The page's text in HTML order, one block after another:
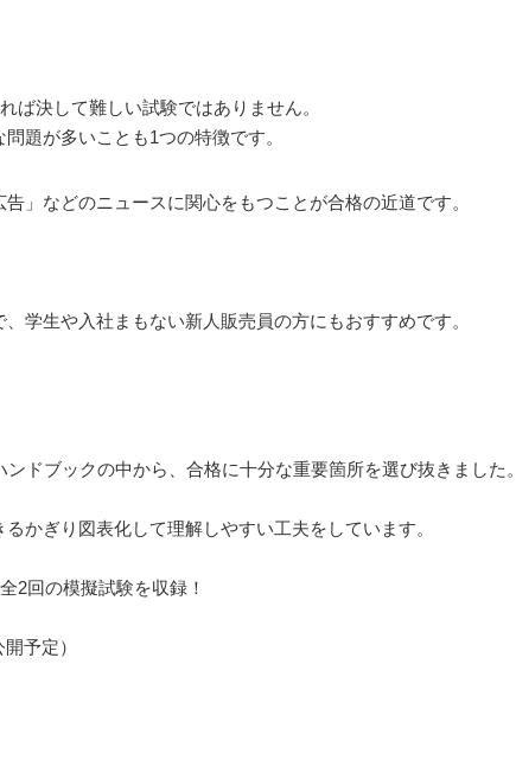
ば決して難しい試験ではありません。
題が多いことも1つの特徴です。
」などのニュースに関心をもつことが合格の近道です。
学生や入社まもない新人販売員の方にもおすすめです。
ドブックの中から、合格に十分な重要箇所を選び抜きました。
かぎり図表化して理解しやすい工夫をしています。
2回の模擬試験を収録！
予定）